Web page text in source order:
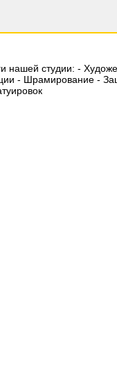
нашей студии: -
- Шрамирование -